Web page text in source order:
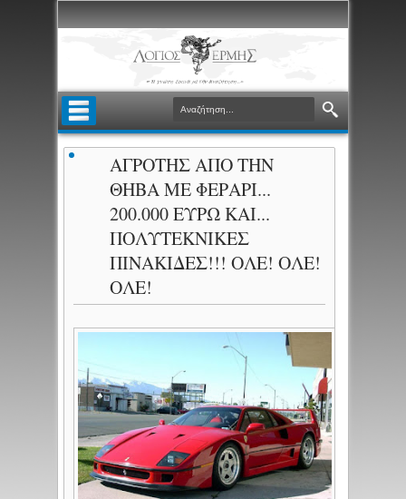
ΑΓΡΟΤΗΣ ΑΠΟ ΤΗΝ
ΘΗΒΑ ΜΕ ΦΕΡΑΡΙ...
200.000 ΕΥΡΩ ΚΑΙ...
ΠΟΛΥΤΕΚΝΙΚΕΣ
ΠΙΝΑΚΙΔΕΣ!!! ΟΛΕ! ΟΛΕ!
ΟΛΕ!